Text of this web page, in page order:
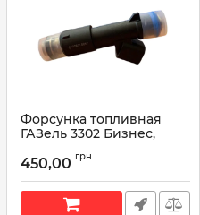
Форсунка топливная
ГАЗель 3302 Бизнес,
(пр-во Автотрейд)
Артикул: АТ028316657
450,00 грн